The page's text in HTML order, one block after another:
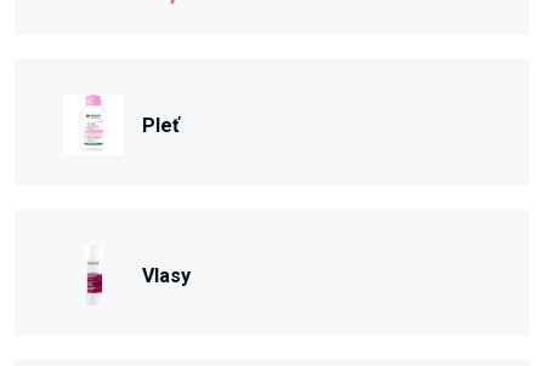
Pleť
Vlasy